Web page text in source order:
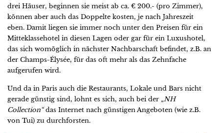
drei Häuser, beginnen sie meist ab ca. € 200.- (pro Zimmer),
können aber auch das Doppelte kosten, je nach Jahreszeit
eben. Damit liegen sie immer noch unter den Preisen für ein
Mitteklassehotel in diesen Lagen oder gar für ein Luxushotel,
das sich womöglich in nächster Nachbarschaft befindet, z.B. an
der Champs-Élysée, für das oft mehr als das Zehnfache
aufgerufen wird.
Und da in Paris auch die Restaurants, Lokale und Bars nicht
gerade günstig sind, lohnt es sich, auch bei der „NH
Collection“das Internet nach günstigen Angeboten (wie z.B.
von Tui) zu durchforsten.